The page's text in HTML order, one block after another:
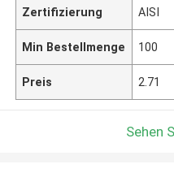
Zertifizierung AISI
Min Bestellmenge 100
Preis 2.71
Sehen